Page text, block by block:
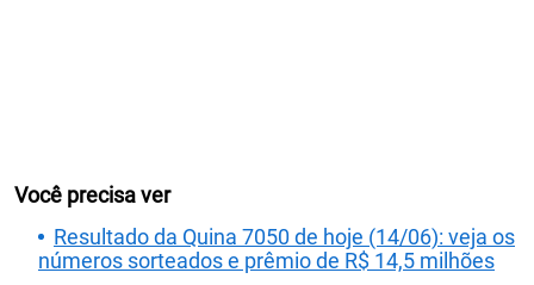
Você precisa ver
Resultado da Quina 7050 de hoje (14/06): veja os
números sorteados e prêmio de R$ 14,5 milhões